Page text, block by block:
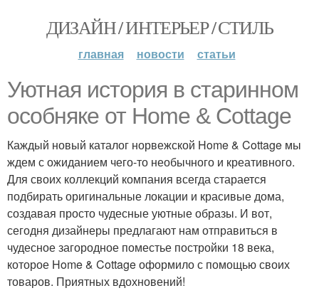
ДИЗАЙН / ИНТЕРЬЕР / СТИЛЬ
главная новости статьи
Уютная история в старинном
особняке от Home & Cottage
Каждый новый каталог норвежской Home & Cottage мы
ждем с ожиданием чего-то необычного и креативного.
Для своих коллекций компания всегда старается
подбирать оригинальные локации и красивые дома,
создавая просто чудесные уютные образы. И вот,
сегодня дизайнеры предлагают нам отправиться в
чудесное загородное поместье постройки 18 века,
которое Home & Cottage оформило с помощью своих
товаров. Приятных вдохновений!